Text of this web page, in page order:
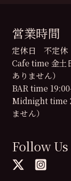
営業時間
定休日 不定休
Cafe time 金土
ありません）
BAR time
Midnight time
ません）
Follow Us